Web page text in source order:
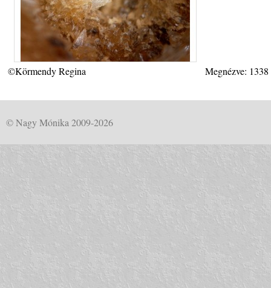
©Körmendy Regina Megnézve:
© Nagy Mónika 2009-2026